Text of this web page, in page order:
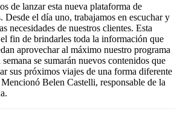
de lanzar esta nueva plataforma de
Desde el día uno, trabajamos en escuchar y
necesidades de nuestros clientes. Esta
fin de brindarles toda la información que
aprovechar al máximo nuestro programa
se sumarán nuevos contenidos que
sus próximos viajes de una forma diferente
Belen Castelli, responsable de la